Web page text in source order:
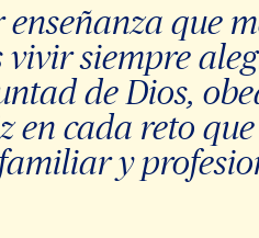
enseñanza que
vivir siempre
de Dios,
en cada reto
y